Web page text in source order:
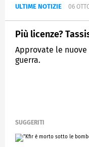
ULTIME NOTIZIE 06
Più licenze?
Approvate le
guerra.
SUGGERITI